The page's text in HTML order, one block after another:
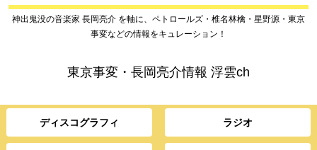
神出鬼没の音楽家 長岡亮介 を軸に、ペトロールズ・椎名林檎・星野源・東京
事変などの情報をキュレーション！
東京事変・長岡亮介情報 浮雲ch
ディスコグラフィ ラジオ